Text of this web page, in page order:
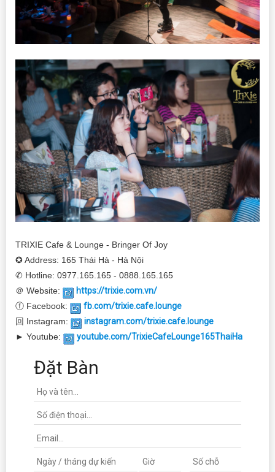
TRIXIE Cafe & Lounge - Bringer Of Joy
✪ Address: 165 Thái Hà - Hà Nội
✆ Hotline: 0977.165.165 - 0888.165.165
＠ Website:
https://trixie.com.vn/
ⓕ Facebook:
fb.com/trixie.cafe.lounge
回 Instagram:
instagram.com/trixie.cafe.lounge
► Youtube:
youtube.com/TrixieCafeLounge165ThaiHa
Đặt Bàn